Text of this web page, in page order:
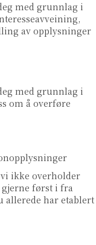
med grunnlag i
av opplysninger
med grunnlag i
om å overføre
ikke overholder
gjerne først i fra
allerede har etablert